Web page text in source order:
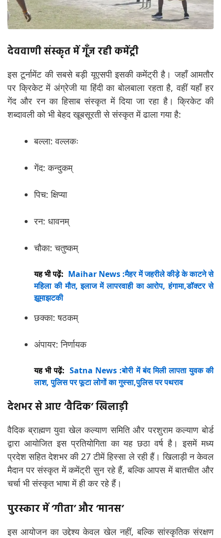
देववाणी संस्कृत में गूँज रही कमेंट्री
इस टूर्नामेंट की सबसे बड़ी यूएसपी इसकी कमेंट्री है। जहाँ आमतौर
पर क्रिकेट में अंग्रेजी या हिंदी का बोलबाला रहता है, वहीं यहाँ हर
गेंद और रन का हिसाब संस्कृत में दिया जा रहा है। क्रिकेट की
शब्दावली को भी बेहद खूबसूरती से संस्कृत में ढाला गया है:
बल्ला: वल्लकः
गेंद: कन्दुकम्
पिच: क्षिप्या
रन: धावनम्
चौका: चतुष्कम्
यह भी पढ़ें: Maihar News :मैहर में जहरीले कीड़े के काटने से
महिला की मौत, इलाज में लापरवाही का आरोप, हंगामा,डॉक्टर से
झूमाझटकी
छक्का: षठकम्
अंपायर: निर्णायक
यह भी पढ़ें: Satna News :बोरी में बंद मिली लापता युवक की
लाश, पुलिस पर फूटा लोगों का गुस्सा,पुलिस पर पथराव
देशभर से आए ‘वैदिक’ खिलाड़ी
वैदिक ब्राह्मण युवा खेल कल्याण समिति और परशुराम कल्याण बोर्ड
द्वारा आयोजित इस प्रतियोगिता का यह छठा वर्ष है। इसमें मध्य
प्रदेश सहित देशभर की 27 टीमें हिस्सा ले रही हैं। खिलाड़ी न केवल
मैदान पर संस्कृत में कमेंट्री सुन रहे हैं, बल्कि आपस में बातचीत और
चर्चा भी संस्कृत भाषा में ही कर रहे हैं।
पुरस्कार में ‘गीता’ और ‘मानस’
इस आयोजन का उद्देश्य केवल खेल नहीं, बल्कि सांस्कृतिक संरक्षण